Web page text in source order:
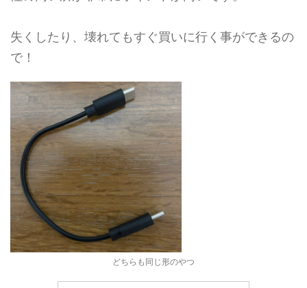
失くしたり、壊れてもすぐ買いに行く事ができるの
で！
どちらも同じ形のやつ